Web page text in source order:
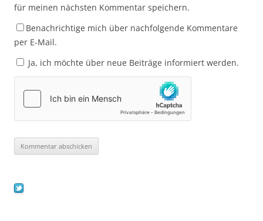
für meinen nächsten Kommentar speichern.
Benachrichtige mich über nachfolgende Kommentare
per E-Mail.
Ja, ich möchte über neue Beiträge informiert werden.